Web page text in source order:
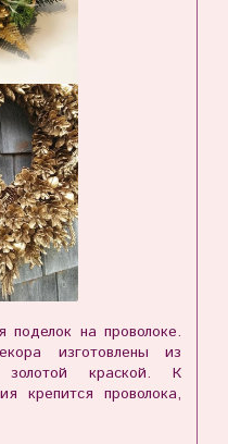
на проволоке.
изготовлены из
золотой краской. К
крепится проволока,